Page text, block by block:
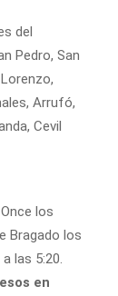
del
Pedro, San
Arrufó,
Cevil
los
Bragado los
las 5:20.
en